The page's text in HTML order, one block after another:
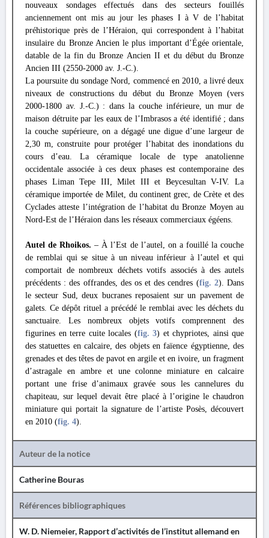
nouveaux sondages effectués dans des secteurs fouillés
anciennement ont mis au jour les phases I à V de l’habitat
préhistorique près de l’Héraion, qui correspondent à l’habitat
insulaire du Bronze Ancien le plus important d’Égée orientale,
datable de la fin du Bronze Ancien II et du début du Bronze
Ancien III (2550-2000 av. J.-C.).
La poursuite du sondage Nord, commencé en 2010, a livré deux
niveaux de constructions du début du Bronze Moyen (vers
2000-1800 av. J.-C.) : dans la couche inférieure, un mur de
maison détruite par les eaux de l’Imbrasos a été identifié ; dans
la couche supérieure, on a dégagé une digue d’une largeur de
2,30 m, construite pour protéger l’habitat des inondations du
cours d’eau. La céramique locale de type anatolienne
occidentale associée à ces deux phases est contemporaine des
phases Liman Tepe III, Milet III et Beycesultan V-IV. La
céramique importée de Milet, du continent grec, de Crète et des
Cyclades atteste l’intégration de l’habitat du Bronze Moyen au
Nord-Est de l’Héraion dans les réseaux commerciaux égéens.
Autel de Rhoikos. – À l’Est de l’autel, on a fouillé la couche
de remblai qui se situe à un niveau inférieur à l’autel et qui
comportait de nombreux déchets votifs associés à des autels
précédents : des offrandes, des os et des cendres (fig. 2). Dans
le secteur Sud, deux bucranes reposaient sur un pavement de
galets. Ce dépôt rituel a précédé le remblai avec les déchets du
sanctuaire. Les nombreux objets votifs comprennent des
figurines en terre cuite locales (fig. 3) et chypriotes, ainsi que
des statuettes en calcaire, des objets en faïence égyptienne, des
grenades et des têtes de pavot en argile et en ivoire, un fragment
d’astragale en ambre et une colonne miniature en calcaire
portant une frise d’animaux gravée sous les cannelures du
chapiteau, sur lequel devait être placé à l’origine le chaudron
miniature qui portait la signature de l’artiste Posès, découvert
en 2010 (fig. 4).
Auteur de la notice
Catherine Bouras
Références bibliographiques
W. D. Niemeier, Rapport d’activités de l’institut allemand en